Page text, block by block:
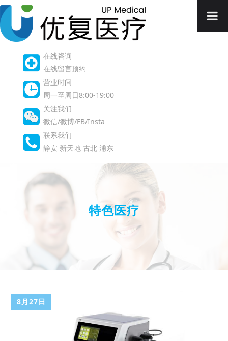
在线咨询
在线留言预约
营业时间
周一至周日8:00-19:00
关注我们
微信/微博/FB/Insta
联系我们
静安 新天地 古北 浦东
特色医疗
8月27日